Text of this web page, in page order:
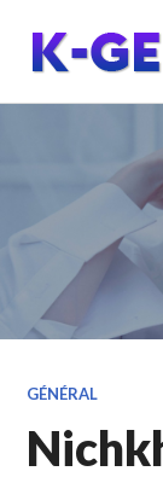
contenu
principal
K-GEN
GÉNÉRAL